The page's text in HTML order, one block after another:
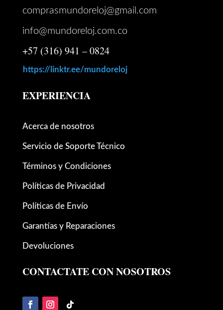
comprasmundoreloj@gmail.com
info@mundoreloj.com.co
+57 (316) 941 – 0824
https://linktr.ee/mundoreloj
EXPERIENCIA
Acerca de nosotros
Servicio de Soporte Técnico
Términos y Condiciones
Políticas de Privacidad
Políticas de Envío
Garantías y Reparaciones
Devoluciones
CONTACTATE CON NOSOTROS